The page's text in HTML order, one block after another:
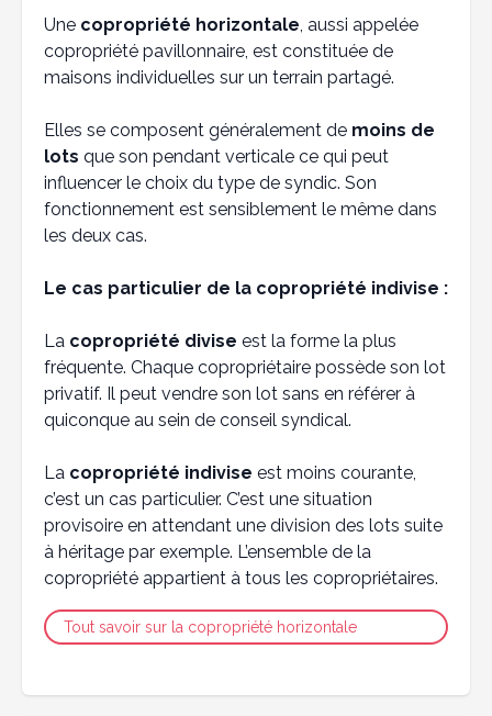
Une copropriété horizontale, aussi appelée
copropriété pavillonnaire, est constituée de
maisons individuelles sur un terrain partagé.
Elles se composent généralement de moins de
lots que son pendant verticale ce qui peut
influencer le choix du type de syndic. Son
fonctionnement est sensiblement le même dans
les deux cas.
Le cas particulier de la copropriété indivise :
La copropriété divise est la forme la plus
fréquente. Chaque copropriétaire possède son lot
privatif. Il peut vendre son lot sans en référer à
quiconque au sein de conseil syndical.
La copropriété indivise est moins courante,
c’est un cas particulier. C’est une situation
provisoire en attendant une division des lots suite
à héritage par exemple. L’ensemble de la
copropriété appartient à tous les copropriétaires.
Tout savoir sur la copropriété horizontale